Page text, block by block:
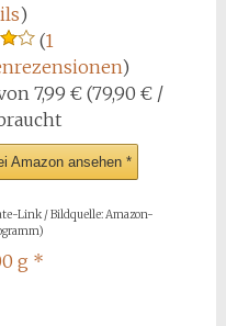
)
(1
)
7,99 € (79,90 € /
Amazon ansehen *
Link / Bildquelle: Amazon-
g *